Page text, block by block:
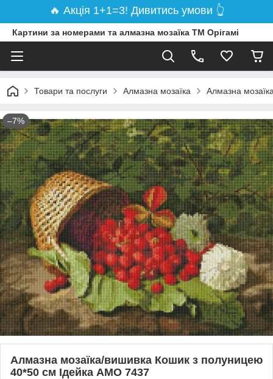
🔥 Акція 1+1=3! Дивитись умови 👆
Картини за номерами та алмазна мозаїка ТМ Орігамі
Товари та послуги Алмазна мозаїка Алмазна
–7%
Алмазна мозаїка/вишивка Кошик з полуницею
40*50 см Ідейка AMO 7437